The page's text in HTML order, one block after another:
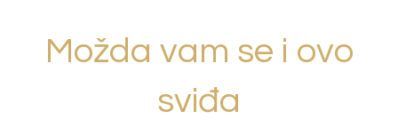
Možda vam se i ovo
sviđa